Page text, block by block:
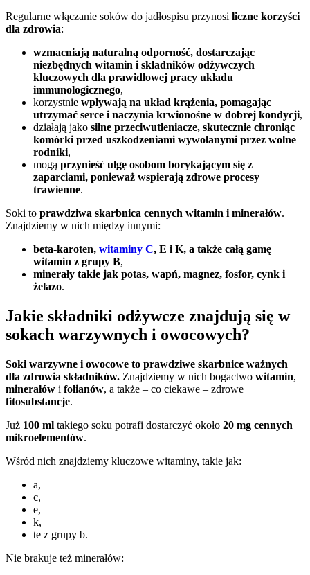
Regularne włączanie soków do jadłospisu przynosi liczne korzyści
dla zdrowia:
wzmacniają naturalną odporność, dostarczając
niezbędnych witamin i składników odżywczych
kluczowych dla prawidłowej pracy układu
immunologicznego,
korzystnie wpływają na układ krążenia, pomagając
utrzymać serce i naczynia krwionośne w dobrej kondycji,
działają jako silne przeciwutleniacze, skutecznie chroniąc
komórki przed uszkodzeniami wywołanymi przez wolne
rodniki,
mogą przynieść ulgę osobom borykającym się z
zaparciami, ponieważ wspierają zdrowe procesy
trawienne.
Soki to prawdziwa skarbnica cennych witamin i minerałów.
Znajdziemy w nich między innymi:
beta-karoten, witaminy C, E i K, a także całą gamę
witamin z grupy B,
minerały takie jak potas, wapń, magnez, fosfor, cynk i
żelazo.
Jakie składniki odżywcze znajdują się w
sokach warzywnych i owocowych?
Soki warzywne i owocowe to prawdziwe skarbnice ważnych
dla zdrowia składników. Znajdziemy w nich bogactwo witamin,
minerałów i folianów, a także – co ciekawe – zdrowe
fitosubstancje.
Już 100 ml takiego soku potrafi dostarczyć około 20 mg cennych
mikroelementów.
Wśród nich znajdziemy kluczowe witaminy, takie jak:
a,
c,
e,
k,
te z grupy b.
Nie brakuje też minerałów: